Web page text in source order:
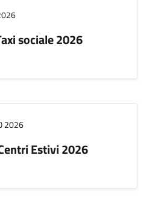
sociale 2026
2026
Estivi 2026